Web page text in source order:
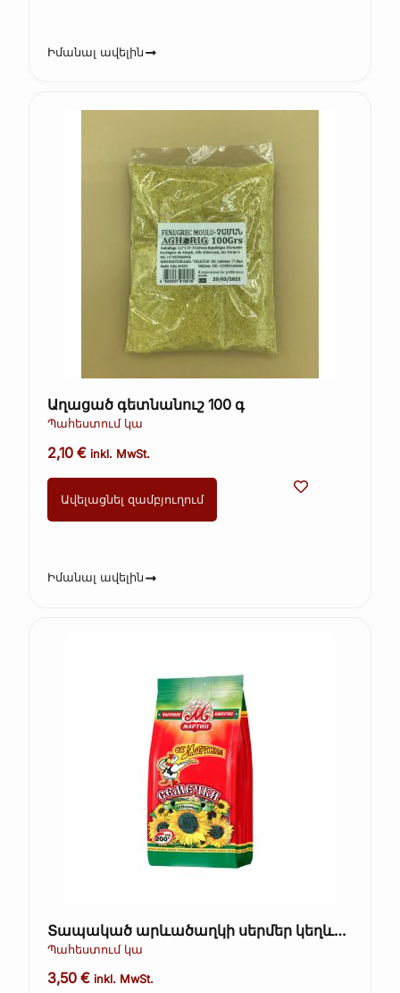
Իմանալ ավելին
Աղացած գետնանուշ 100 գ
Պահեստում կա
2,10€ inkl. MwSt.
Ավելացնել զամբյուղում
Իմանալ ավելին
Տապակած արևածաղկի սերմեր կեղևով
– Ot Martina, 200 գ
Պահեստում կա
3,50€ inkl. MwSt.